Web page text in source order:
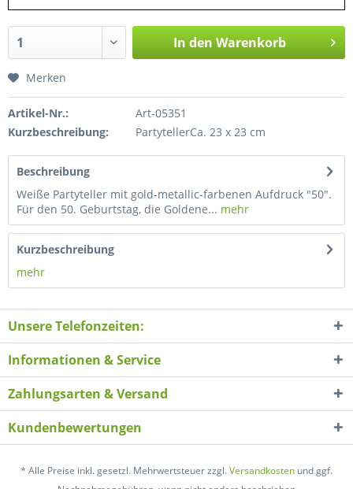
In den Warenkorb
Merken
Artikel-Nr.:
Art-05351
Kurzbeschreibung:
PartytellerCa. 23 x 23 cm
Beschreibung
Weiße Partyteller mit gold-metallic-farbenen Aufdruck "50".
Für den 50. Geburtstag, die Goldene... mehr
Kurzbeschreibung
mehr
Unsere Telefonzeiten:
Informationen & Service
Zahlungsarten & Versand
Kundenbewertungen
* Alle Preise inkl. gesetzl. Mehrwertsteuer zzgl.Versandkosten und ggf.